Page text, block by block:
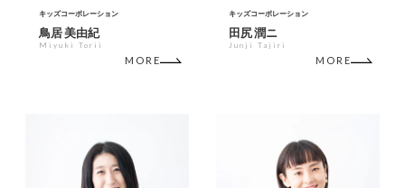
キッズコーポレーション
鳥居 美由紀
Miyuki Torii
MORE
キッズコーポレーション
田尻 潤ニ
Junji Tajiri
MORE